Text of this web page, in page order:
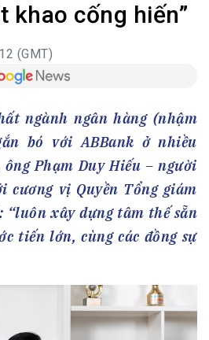
khao cống hiến”
(GMT)
ngành ngân hàng (nhậm
bó với ABBank ở nhiều
Phạm Duy Hiếu – người
cương vị Quyền Tổng giám
“luôn xây dựng tâm thế sẵn
tiến lớn, cùng các đồng sự